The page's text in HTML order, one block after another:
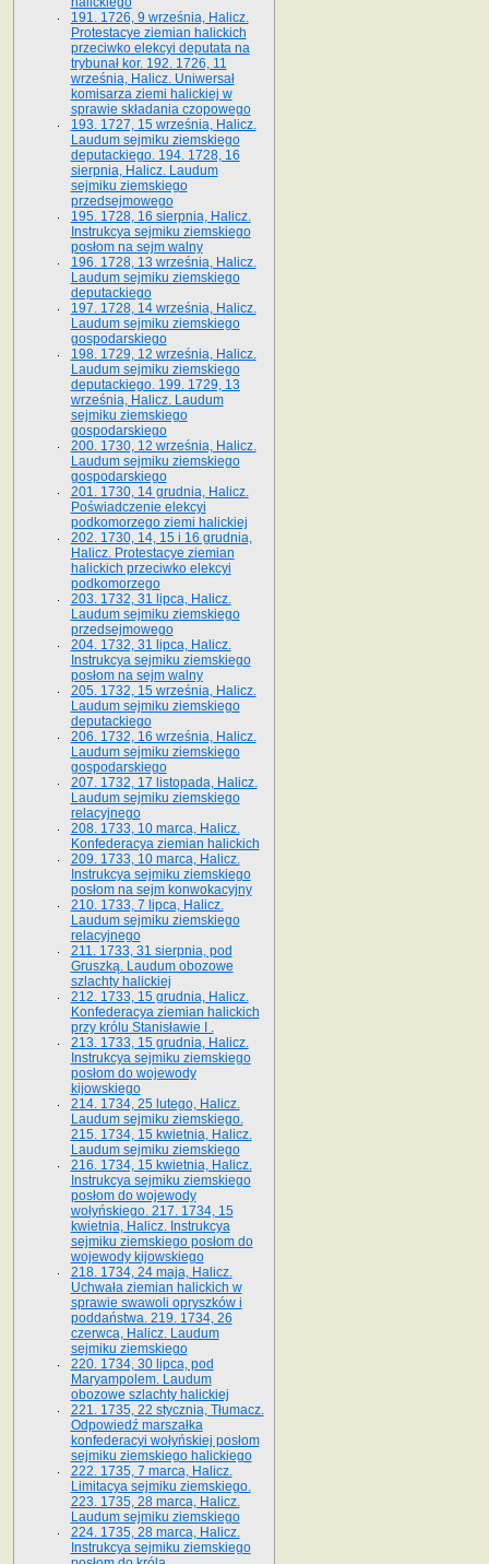
191. 1726, 9 września, Halicz.
Protestacye ziemian halickich
przeciwko elekcyi deputata na
trybunał kor. 192. 1726, 11
września, Halicz. Uniwersał
komisarza ziemi halickiej w
sprawie składania czopowego
193. 1727, 15 września, Halicz.
Laudum sejmiku ziemskiego
deputackiego. 194. 1728, 16
sierpnia, Halicz. Laudum
sejmiku ziemskiego
przedsejmowego
195. 1728, 16 sierpnia, Halicz.
Instrukcya sejmiku ziemskiego
posłom na sejm walny
196. 1728, 13 września, Halicz.
Laudum sejmiku ziemskiego
deputackiego
197. 1728, 14 września, Halicz.
Laudum sejmiku ziemskiego
gospodarskiego
198. 1729, 12 września, Halicz.
Laudum sejmiku ziemskiego
deputackiego. 199. 1729, 13
września, Halicz. Laudum
sejmiku ziemskiego
gospodarskiego
200. 1730, 12 września, Halicz.
Laudum sejmiku ziemskiego
gospodarskiego
201. 1730, 14 grudnia, Halicz.
Poświadczenie elekcyi
podkomorzego ziemi halickiej
202. 1730, 14, 15 i 16 grudnia,
Halicz. Protestacye ziemian
halickich przeciwko elekcyi
podkomorzego
203. 1732, 31 lipca, Halicz.
Laudum sejmiku ziemskiego
przedsejmowego
204. 1732, 31 lipca, Halicz.
Instrukcya sejmiku ziemskiego
posłom na sejm walny
205. 1732, 15 września, Halicz.
Laudum sejmiku ziemskiego
deputackiego
206. 1732, 16 września, Halicz.
Laudum sejmiku ziemskiego
gospodarskiego
207. 1732, 17 listopada, Halicz.
Laudum sejmiku ziemskiego
relacyjnego
208. 1733, 10 marca, Halicz.
Konfederacya ziemian halickich­
209. 1733, 10 marca, Halicz.
Instrukcya sejmiku ziemskiego
posłom na sejm konwokacyjny
210. 1733, 7 lipca, Halicz.
Laudum sejmiku ziemskiego
relacyjnego
211. 1733, 31 sierpnia, pod
Gruszką. Laudum obozowe
szlachty halickiej
212. 1733, 15 grudnia, Halicz.
Konfederacya ziemian halickich
przy królu Stanisławie I .
213. 1733, 15 grudnia, Halicz.
Instrukcya sejmiku ziemskiego
posłom do wojewody
kijowskiego
214. 1734, 25 lutego, Halicz.
Laudum sejmiku ziemskiego.
215. 1734, 15 kwietnia, Halicz.
Laudum sejmiku ziemskiego
216. 1734, 15 kwietnia, Halicz.
Instrukcya sejmiku ziemskiego
posłom do wojewody
wołyńskiego. 217. 1734, 15
kwietnia, Halicz. Instrukcya
sejmiku ziemskiego posłom do
wojewody kijowskiego
218. 1734, 24 maja, Halicz.
Uchwała ziemian halickich w
sprawie swawoli opryszków i
poddaństwa. 219. 1734, 26
czerwca, Halicz. Laudum
sejmiku ziemskiego
220. 1734, 30 lipca, pod
Maryampolem. Laudum
obozowe szlachty halickiej
221. 1735, 22 stycznia, Tłumacz.
Odpowiedź marszałka
konfederacyi wołyńskiej posłom
sejmiku ziemskiego halickiego
222. 1735, 7 marca, Halicz.
Limitacya sejmiku ziemskiego.
223. 1735, 28 marca, Halicz.
Laudum sejmiku ziemskiego
224. 1735, 28 marca, Halicz.
Instrukcya sejmiku ziemskiego